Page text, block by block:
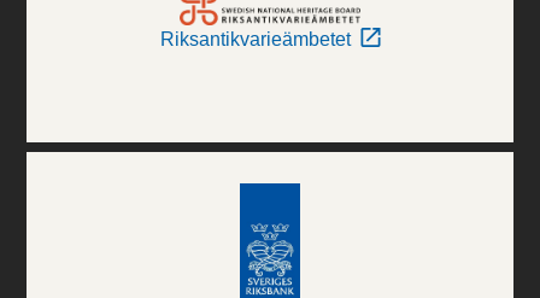
Riksantikvarieämbetet